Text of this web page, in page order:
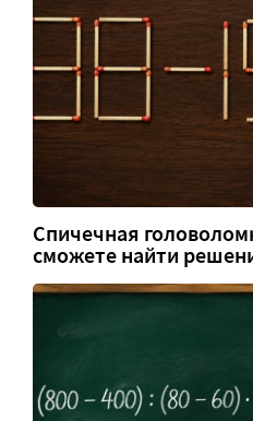
Спичечная
сможете найти